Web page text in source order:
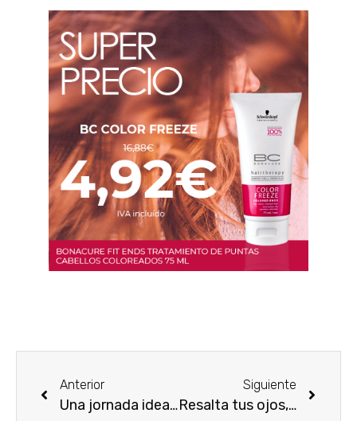
Anterior
Una jornada ideal de enamorados
Siguiente
Resalta tus ojos, habla con tu mirada